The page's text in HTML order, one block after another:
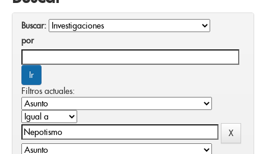
Buscar:
por
Filtros actuales: